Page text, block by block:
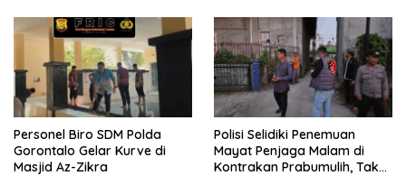
Personel Biro SDM Polda
Gorontalo Gelar Kurve di
Masjid Az-Zikra
Polisi Selidiki Penemuan
Mayat Penjaga Malam di
Kontrakan Prabumulih, Tak